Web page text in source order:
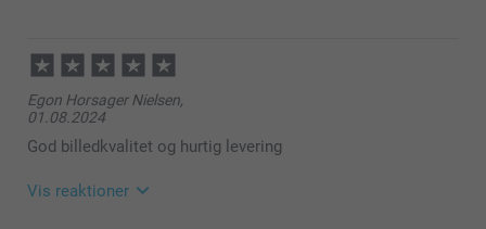
Zeinab @smartphoto
10:39
Hej Casper
Mange tak for dine ⭐⭐⭐⭐ ⭐ stjerner og din
anmeldelse af vores pude med billede.
Det er en sjov måde at gøre produktet mere
personlig på og få brugt dine yndlingsbilleder.
Egon Horsager Nielsen,
01.08.2024
God billedkvalitet og hurtig levering
Vis reaktioner